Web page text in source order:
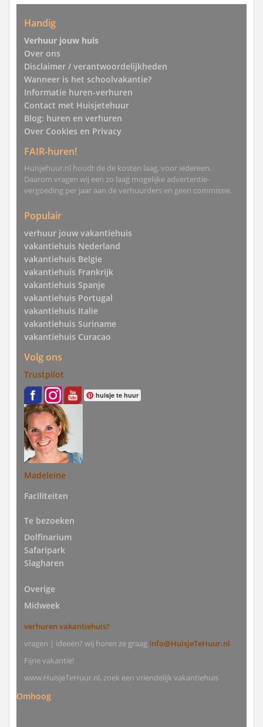
Handig
Verhuur jouw huis
Over ons
Disclaimer / verantwoordelijkheden
Wanneer is het schoolvakantie?
Informatie huren-verhuren
Contact met Huisjetehuur
Blog: huren en verhuren
Over Cookies en Privacy
FAIR-huren!
Huisjehuur.nl houdt de de kosten laag, voor iedereen.
Daarom vragen wij een zo laag mogelijke advertentie-
vergoeding per jaar aan de verhuurders en geen commissie.
Populair
verhuur jouw vakantiehuis
vakantiehuis Nederland
vakantiehuis Belgie
vakantiehuis Frankrijk
vakantiehuis Spanje
vakantiehuis Portugal
vakantiehuis Italie
vakantiehuis Suriname
vakantiehuis Curacao
Volg ons
Trustpilot
huisje te huur
Madeleine
Faciliteiten
Te bezoeken
Dolfinarium
Safaripark
Slagharen
Overige
Midweek
verhuren vakantiehuis?
vragen | ideeën? wij horen ze graag info@HuisjeTeHuur.nl
Fijne vakantie!
www.HuisjeTeHuur.nl, zoek een vriendelijk vakantiehuis
Omhoog